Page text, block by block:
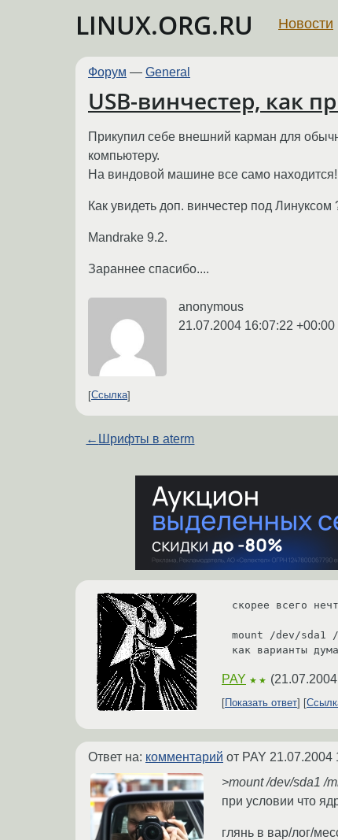
LINUX.ORG.RU Новости
Форум — General
USB-винчестер, как
Прикупил себе внешний карман для
компьютеру.
На виндовой машине все само находится!
Как увидеть доп. винчестер под
Mandrake 9.2.
Зараннее спасибо....
anonymous
21.07.2004 16:07:22 +00:00
Ссылка
← Шрифты в aterm
скорее всего
mount /dev/sda1
как варианты
PAY ★★ (
Показать ответ
Ответ на: комментарий от PAY 21.07.2004
>mount /dev/sda1 /
при условии что
глянь в вар/лог/